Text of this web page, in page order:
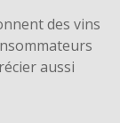
des vins
aussi